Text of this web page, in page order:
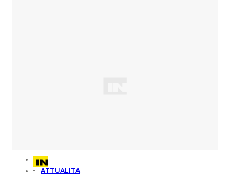
ATTUALITA